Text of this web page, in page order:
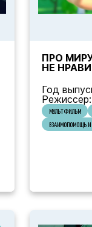
ПРО
НЕ
Год
МУЛЬТФИЛЬМ
ВЗАИМОПОМОЩЬ И